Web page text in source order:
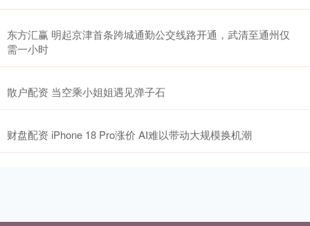
东方汇赢 明起京津首条跨城通勤公交线路开通，武清至通州仅
需一小时
散户配资 当空乘小姐姐遇见弹子石
财盘配资 iPhone 18 Pro涨价 AI难以带动大规模换机潮